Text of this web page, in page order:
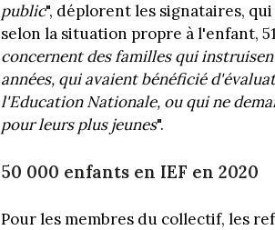
public", déplorent les signataires,
selon la situation propre à l'enfant,
concernent des familles qui
années, qui avaient bénéficié
l'Education Nationale, ou qui ne
pour leurs plus jeunes".
50 000 enfants en IEF en 2020
Pour les membres du collectif, les